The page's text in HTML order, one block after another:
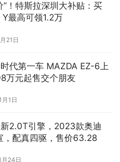
”！特斯拉深圳大补贴：买
最高可领1.2万
21日
代第一车 MAZDA EZ-6上
万元起售交个朋友
1日
2.0T引擎，2023款奥迪
，配真四驱，售价63.28
24日